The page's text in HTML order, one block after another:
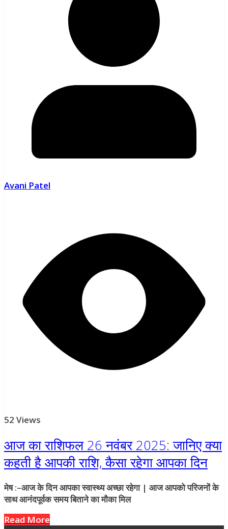
Avani Patel
52 Views
आज का राशिफल 26 नवंबर 2025: जानिए क्या
कहती है आपकी राशि, कैसा रहेगा आपका दिन
मेष :–आज के दिन आपका स्वास्थ्य अच्छा रहेगा | आज आपको परिजनों के
साथ आनंदपूर्वक समय बिताने का मौका मिल
Read More